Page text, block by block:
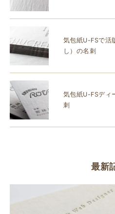
気包紙U-FSで活
し）の名刺
気包紙U-FSディ
刺
最新